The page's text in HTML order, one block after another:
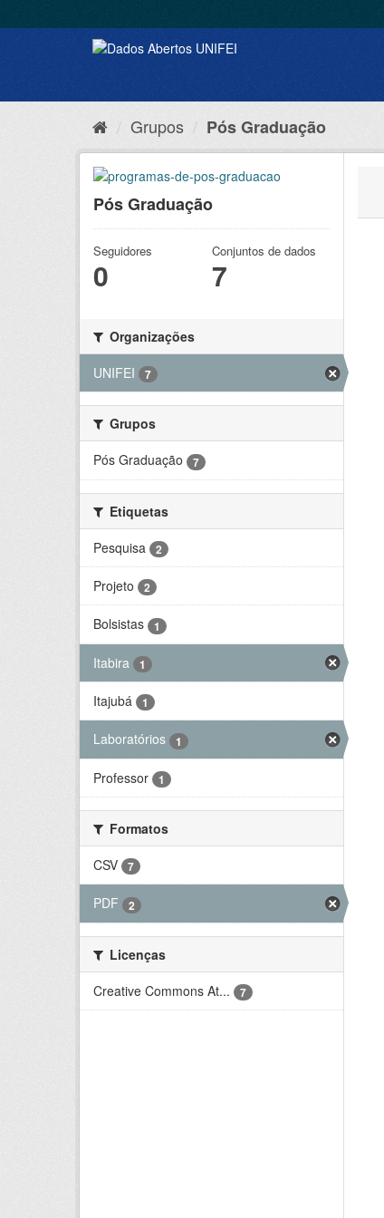
Grupos Pós Graduação
Pós Graduação
Seguidores
0
Conjuntos de dados
7
Organizações
UNIFEI
7
Grupos
Pós Graduação
7
Etiquetas
Pesquisa
2
Projeto 2
Bolsistas 1
Itabira 1
Itajubá 1
Laboratórios 1
Professor 1
Formatos
CSV
7
PDF 2
Licenças
Creative Commons At...
7